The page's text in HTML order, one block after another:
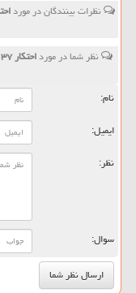
نظرات بینندگان در مورد
نظر شما در مورد
نام:
ایمیل:
نظر:
سوال: